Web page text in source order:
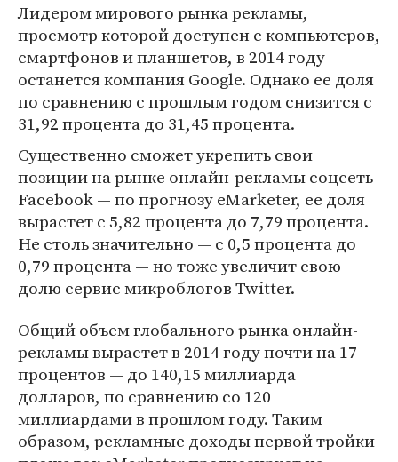
Лидером мирового рынка рекламы,
просмотр которой доступен с компьютеров,
смартфонов и планшетов, в 2014 году
останется компания Google. Однако ее доля
по сравнению с прошлым годом снизится с
31,92 процента до 31,45 процента.
Существенно сможет укрепить свои
позиции на рынке онлайн-рекламы соцсеть
Facebook — по прогнозу eMarketer, ее доля
вырастет с 5,82 процента до 7,79 процента.
Не столь значительно — с 0,5 процента до
0,79 процента — но тоже увеличит свою
долю сервис микроблогов Twitter.
Общий объем глобального рынка онлайн-
рекламы вырастет в 2014 году почти на 17
процентов — до 140,15 миллиарда
долларов, по сравнению со 120
миллиардами в прошлом году. Таким
образом, рекламные доходы первой тройки